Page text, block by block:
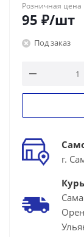
Розничная цена
95 ₽/шт
Под заказ
г.